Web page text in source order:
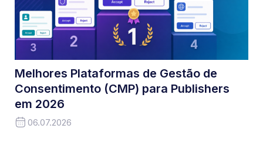
Melhores Plataformas de Gestão de
Consentimento (CMP) para Publishers
em 2026
06.07.2026